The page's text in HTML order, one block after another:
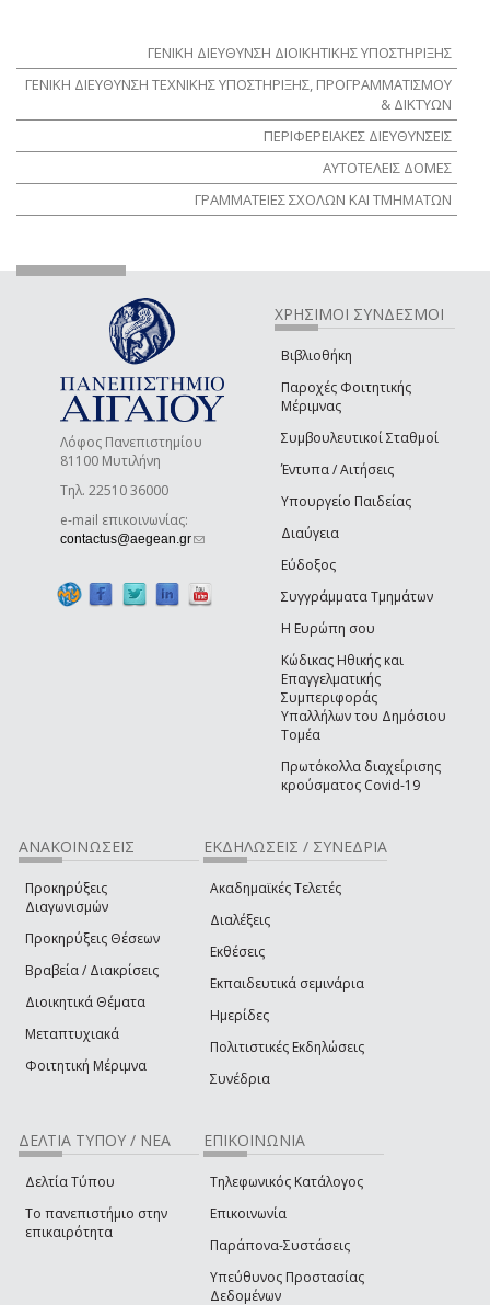
ΓΕΝΙΚΗ ΔΙΕΥΘΥΝΣΗ ΔΙΟΙΚΗΤΙΚΗΣ ΥΠΟΣΤΗΡΙΞΗΣ
ΓΕΝΙΚΗ ΔΙΕΥΘΥΝΣΗ ΤΕΧΝΙΚΗΣ ΥΠΟΣΤΗΡΙΞΗΣ, ΠΡΟΓΡΑΜΜΑΤΙΣΜΟΥ
& ΔΙΚΤΥΩΝ
ΠΕΡΙΦΕΡΕΙΑΚΕΣ ΔΙΕΥΘΥΝΣΕΙΣ
ΑΥΤΟΤΕΛΕΙΣ ΔΟΜΕΣ
ΓΡΑΜΜΑΤΕΙΕΣ ΣΧΟΛΩΝ ΚΑΙ ΤΜΗΜΑΤΩΝ
Λόφος Πανεπιστημίου
81100 Μυτιλήνη
Τηλ. 22510 36000
e-mail επικοινωνίας:
contactus@aegean.gr(link sends e-mail)
ΧΡΗΣΙΜΟΙ ΣΥΝΔΕΣΜΟΙ
Βιβλιοθήκη
Παροχές Φοιτητικής
Μέριμνας
Συμβουλευτικοί Σταθμοί
Έντυπα / Αιτήσεις
Υπουργείο Παιδείας
Διαύγεια
Εύδοξος
Συγγράμματα Τμημάτων
Η Ευρώπη σου
Κώδικας Ηθικής και
Επαγγελματικής
Συμπεριφοράς
Υπαλλήλων του Δημόσιου
Τομέα
Πρωτόκολλα διαχείρισης
κρούσματος Covid-19
ΑΝΑΚΟΙΝΩΣΕΙΣ
Προκηρύξεις
Διαγωνισμών
Προκηρύξεις Θέσεων
Βραβεία / Διακρίσεις
Διοικητικά Θέματα
Μεταπτυχιακά
Φοιτητική Μέριμνα
ΕΚΔΗΛΩΣΕΙΣ / ΣΥΝΕΔΡΙΑ
Ακαδημαϊκές Τελετές
Διαλέξεις
Εκθέσεις
Εκπαιδευτικά σεμινάρια
Ημερίδες
Πολιτιστικές Εκδηλώσεις
Συνέδρια
ΔΕΛΤΙΑ ΤΥΠΟΥ / ΝΕΑ
Δελτία Τύπου
Το πανεπιστήμιο στην
επικαιρότητα
ΕΠΙΚΟΙΝΩΝΙΑ
Τηλεφωνικός Κατάλογος
Επικοινωνία
Παράπονα-Συστάσεις
Υπεύθυνος Προστασίας
Δεδομένων